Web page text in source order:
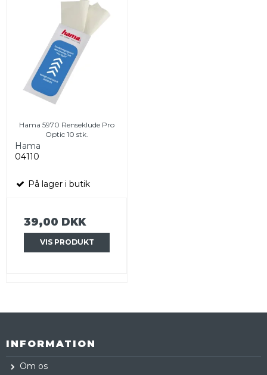
Hama 5970 Renseklude Pro
Optic 10 stk.
Hama
04110
På lager i butik
39,00 DKK
VIS PRODUKT
INFORMATION
Om os